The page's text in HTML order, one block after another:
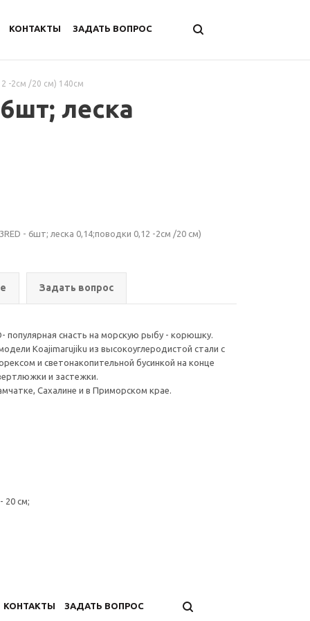
КОНТАКТЫ ЗАДАТЬ ВОПРОС
-2см /20 см) 140см
леска
- 6шт; леска 0,14;поводки 0,12 -2см /20 см)
Задать вопрос
популярная снасть на морскую рыбу - корюшку.
Koajimarujiku из высокоуглеродистой стали с
и светонакопительной бусинкой на конце
и застежки.
Сахалине и в Приморском крае.
20 см;
КОНТАКТЫ ЗАДАТЬ ВОПРОС